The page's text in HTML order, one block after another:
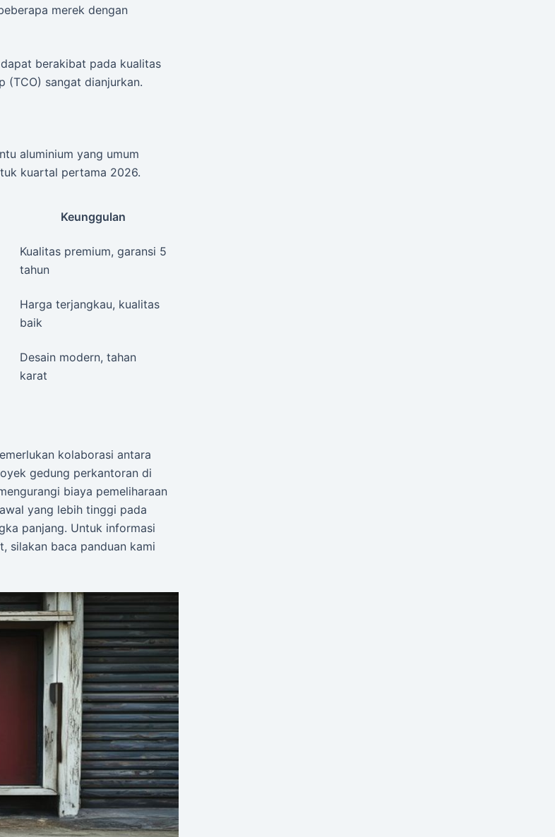
merek dengan
berakibat pada kualitas
(TCO) sangat dianjurkan.
aluminium yang umum
kuartal pertama 2026.
Keunggulan
Kualitas premium, garansi 5
tahun
Harga terjangkau, kualitas
baik
Desain modern, tahan
karat
kolaborasi antara
gedung perkantoran di
biaya pemeliharaan
yang lebih tinggi pada
panjang. Untuk informasi
silakan baca panduan kami